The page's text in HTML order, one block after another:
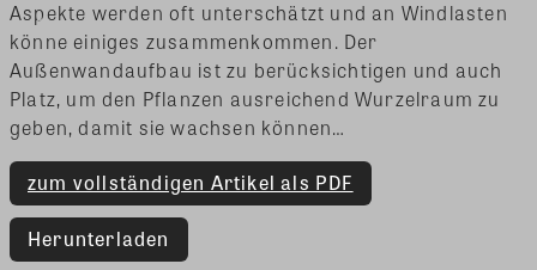
Aspekte werden oft unterschätzt und an Windlasten
könne einiges zusammenkommen. Der
Außenwandaufbau ist zu berücksichtigen und auch
Platz, um den Pflanzen ausreichend Wurzelraum zu
geben, damit sie wachsen können…
zum vollständigen Artikel als PDF
Herunterladen